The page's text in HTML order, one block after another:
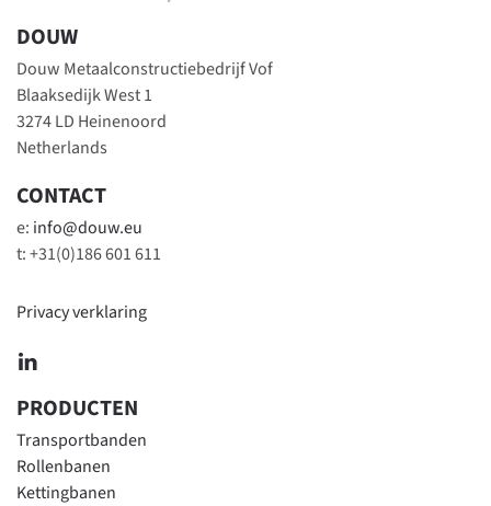
DOUW
Douw Metaalconstructiebedrijf Vof
Blaaksedijk West 1
3274 LD Heinenoord
Netherlands
CONTACT
e: info@douw.eu
t: +31(0)186 601 611
Privacy verklaring
PRODUCTEN
Transportbanden
Rollenbanen
Kettingbanen